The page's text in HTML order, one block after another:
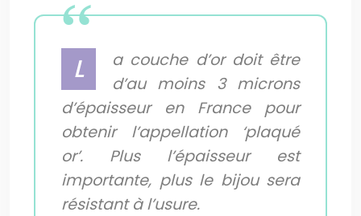
L
a couche d’or doit être
d’au moins 3 microns
d’épaisseur en France pour
obtenir l’appellation ‘plaqué
or’. Plus l’épaisseur est
importante, plus le bijou sera
résistant à l’usure.